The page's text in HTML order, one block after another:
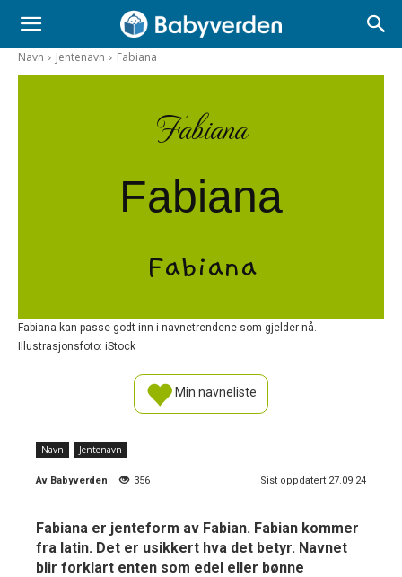
Navn Jentenavn Fabiana
Fabiana
Fabiana
Fabiana
Fabiana kan passe godt inn i navnetrendene som gjelder nå.
Illustrasjonsfoto: iStock
Min navneliste
Navn Jentenavn
Av Babyverden 356 Sist oppdatert 27.09.24
Fabiana er jenteform av Fabian. Fabian kommer
fra latin. Det er usikkert hva det betyr. Navnet
blir forklart enten som edel eller bønne